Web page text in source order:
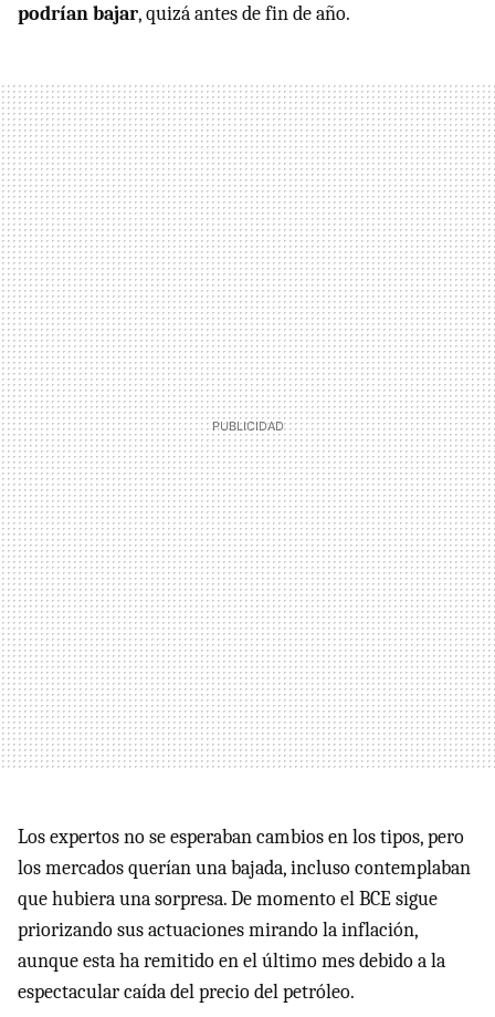
podrían bajar, quizá antes de fin de año.
Los expertos no se esperaban cambios en los tipos, pero
los mercados querían una bajada, incluso contemplaban
que hubiera una sorpresa. De momento el BCE sigue
priorizando sus actuaciones mirando la inflación,
aunque esta ha remitido en el último mes debido a la
espectacular caída del precio del petróleo.